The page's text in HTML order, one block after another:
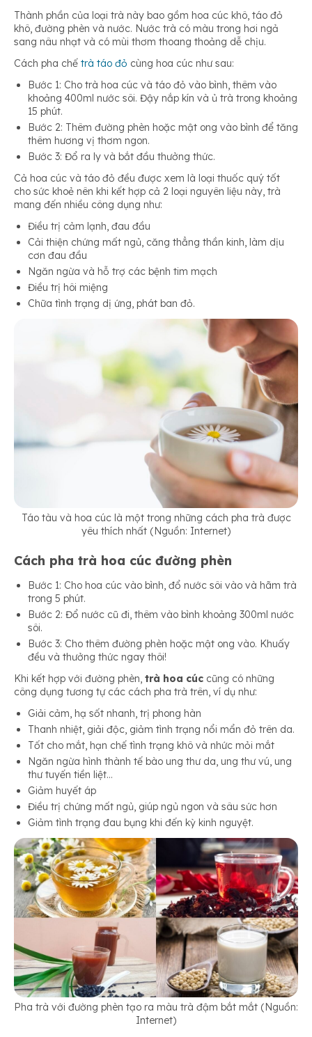
Thành phần của loại trà này bao gồm hoa cúc khô, táo đỏ
khô, đường phèn và nước. Nước trà có màu trong hơi ngả
sang nâu nhạt và có mùi thơm thoang thoảng dễ chịu.
Cách pha chế trà táo đỏ cùng hoa cúc như sau:
Bước 1: Cho trà hoa cúc và táo đỏ vào bình, thêm vào
khoảng 400ml nước sôi. Đậy nắp kín và ủ trà trong khoảng
15 phút.
Bước 2: Thêm đường phèn hoặc mật ong vào bình để tăng
thêm hương vị thơm ngon.
Bước 3: Đổ ra ly và bắt đầu thưởng thức.
Cả hoa cúc và táo đỏ đều được xem là loại thuốc quý tốt
cho sức khoẻ nên khi kết hợp cả 2 loại nguyên liệu này, trà
mang đến nhiều công dụng như:
Điều trị cảm lạnh, đau đầu
Cải thiện chứng mất ngủ, căng thẳng thần kinh, làm dịu
cơn đau đầu
Ngăn ngừa và hỗ trợ các bệnh tim mạch
Điều trị hôi miệng
Chữa tình trạng dị ứng, phát ban đỏ.
Táo tàu và hoa cúc là một trong những cách pha trà được
yêu thích nhất (Nguồn: Internet)
Cách pha trà hoa cúc đường phèn
Bước 1: Cho hoa cúc vào bình, đổ nước sôi vào và hãm trà
trong 5 phút.
Bước 2: Đổ nước cũ đi, thêm vào bình khoảng 300ml nước
sôi.
Bước 3: Cho thêm đường phèn hoặc mật ong vào. Khuấy
đều và thưởng thức ngay thôi!
Khi kết hợp với đường phèn, trà hoa cúc cũng có những
công dụng tương tự các cách pha trà trên, ví dụ như:
Giải cảm, hạ sốt nhanh, trị phong hàn
Thanh nhiệt, giải độc, giảm tình trạng nổi mẩn đỏ trên da.
Tốt cho mắt, hạn chế tình trạng khô và nhức mỏi mắt
Ngăn ngừa hình thành tế bào ung thư da, ung thư vú, ung
thư tuyến tiền liệt…
Giảm huyết áp
Điều trị chứng mất ngủ, giúp ngủ ngon và sâu sức hơn
Giảm tình trạng đau bụng khi đến kỳ kinh nguyệt.
Pha trà với đường phèn tạo ra màu trà đậm bắt mắt (Nguồn:
Internet)